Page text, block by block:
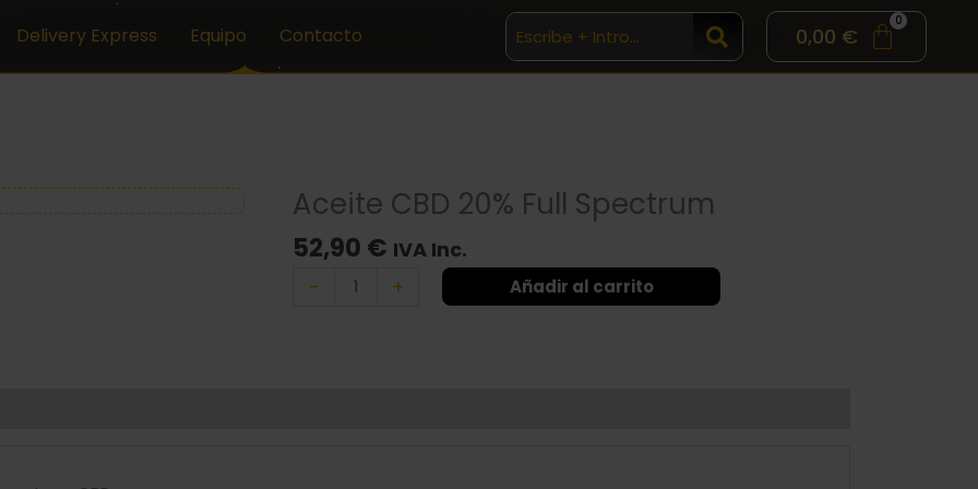
Delivery Express Equipo Contacto 0,00 €
Aceite CBD 20% Full Spectrum
52,90 € IVA Inc.
-
Aceite
20%
Spectrum
+ Añadir al carrito
Full
Spectrum
cantidad